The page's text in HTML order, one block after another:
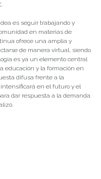
es seguir trabajando y
en materias de
ofrece una amplia y
de manera virtual, siendo
es ya un elemento central
educación y la formación en
difusa frente a la
en el futuro y el
dar respuesta a la demanda